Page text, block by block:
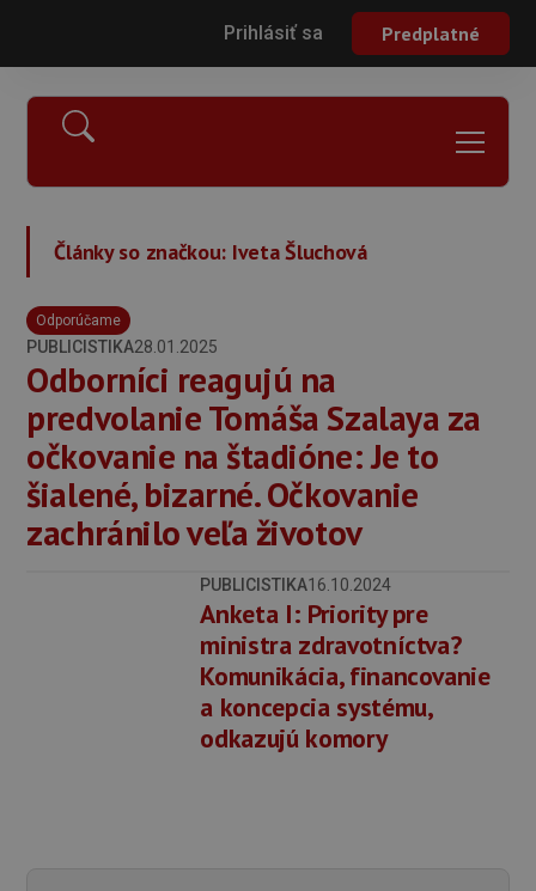
Prihlásiť sa Predplatné
Články so značkou: Iveta Šluchová
Odporúčame
PUBLICISTIKA28.01.2025
Odborníci reagujú na
predvolanie Tomáša Szalaya za
očkovanie na štadióne: Je to
šialené, bizarné. Očkovanie
zachránilo veľa životov
PUBLICISTIKA16.10.2024
Anketa I: Priority pre
ministra zdravotníctva?
Komunikácia, financovanie
a koncepcia systému,
odkazujú komory